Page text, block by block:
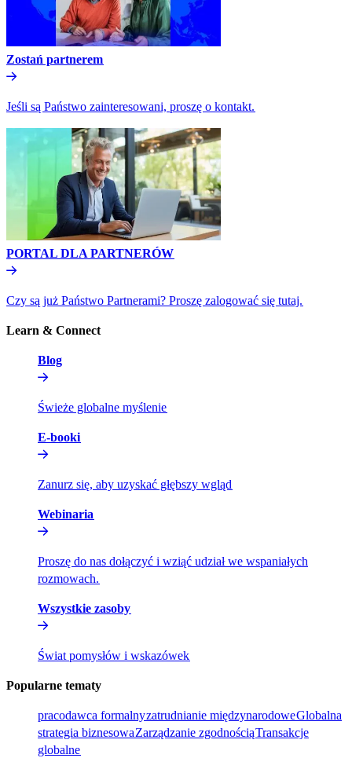
Zostań partnerem​​
Jeśli są Państwo zainteresowani, proszę o kontakt.​​
PORTAL DLA PARTNERÓW​​
Czy są już Państwo Partnerami? Proszę zalogować się tutaj.​​
Learn & Connect​​
Blog​​
Świeże globalne myślenie​​
E-booki​​
Zanurz się, aby uzyskać głębszy wgląd​​
Webinaria​​
Proszę do nas dołączyć i wziąć udział we wspaniałych
rozmowach.​​
Wszystkie zasoby​​
Świat pomysłów i wskazówek​​
Popularne tematy​​
pracodawca formalny​​zatrudnianie międzynarodowe​​Globalna
strategia biznesowa​​Zarządzanie zgodnością​​Transakcje
globalne​​